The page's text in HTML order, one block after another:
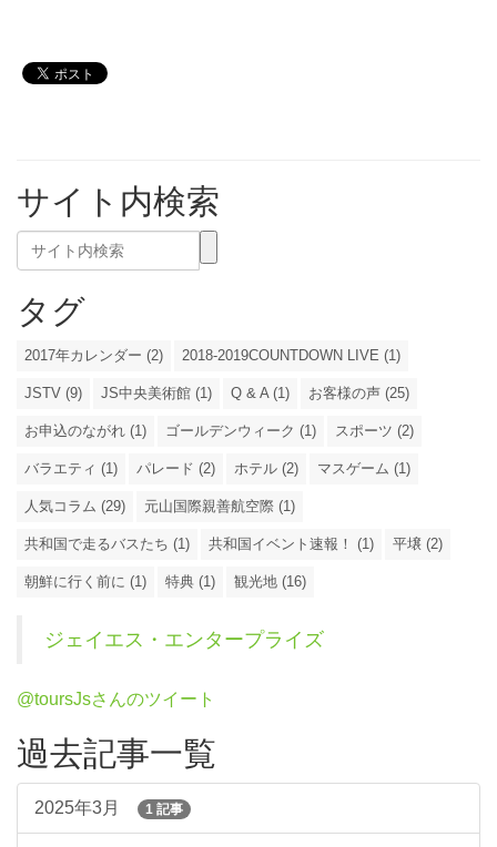
サイト内検索
タグ
2017年カレンダー (2) 2018-2019COUNTDOWN LIVE (1)
JSTV (9) JS中央美術館 (1) Q & A (1) お客様の声 (25)
お申込のながれ (1) ゴールデンウィーク (1) スポーツ (2)
バラエティ (1) パレード (2) ホテル (2) マスゲーム (1)
人気コラム (29) 元山国際親善航空際 (1)
共和国で走るバスたち (1) 共和国イベント速報！ (1) 平壌 (2)
朝鮮に行く前に (1) 特典 (1) 観光地 (16)
ジェイエス・エンタープライズ
@toursJsさんのツイート
過去記事一覧
2025年3月 1 記事